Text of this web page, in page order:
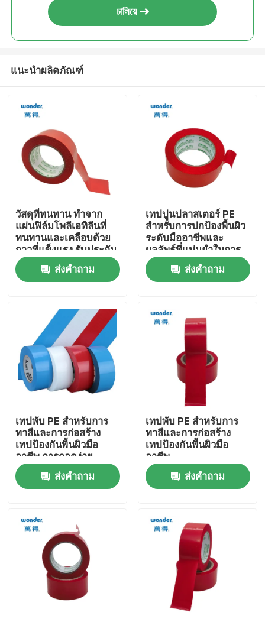
บ้าน
วิดีโอ
รายการ VR
เกี่ยวกับเรา
ทัวร์โรงงาน
ติดต่อเรา
চালিয়ে
แนะนำผลิตภัณฑ์
วัสดุที่ทนทาน ทำจาก
แผ่นฟิล์มโพลีเอทิลีนที่
ทนทานและเคลือบด้วย
กาวที่แข็งแรง รับประกัน
การปกป้องที่ยาวนาน
ส่งคำถาม
เทปปูนปลาสเตอร์ PE
สำหรับการปกป้องพื้นผิว
ระดับมืออาชีพและ
ผลลัพธ์ที่แม่นยำในการ
ทำเครื่องหมายเส้น
ตกแต่ง
ส่งคำถาม
เทปพับ PE สําหรับการ
ทาสีและการก่อสร้าง
เทปป้องกันพื้นผิวมือ
อาชีพ การถอดง่าย
ส่งคำถาม
เทปพับ PE สําหรับการ
ทาสีและการก่อสร้าง
เทปป้องกันพื้นผิวมือ
อาชีพ
ส่งคำถาม